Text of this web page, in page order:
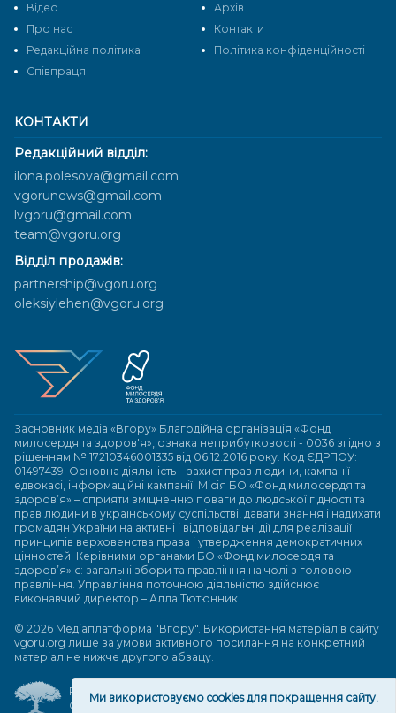
КОНТАКТИ
Редакційний відділ:
ilona.polesova@gmail.com
vgorunews@gmail.com
lvgoru@gmail.com
team@vgoru.org
Відділ продажів:
partnership@vgoru.org
oleksiylehen@vgoru.org
Засновник медіа «Вгору» Благодійна організація «Фонд
милосердя та здоров'я», ознака неприбутковості - 0036 згідно з
рішенням № 17210346001335 від 06.12.2016 року. Код ЄДРПОУ:
01497439. Основна діяльність – захист прав людини, кампанії
едвокасі, інформаційні кампанії. Місія БО «Фонд милосердя та
здоров’я» – сприяти зміцненню поваги до людської гідності та
прав людини в українському суспільстві, давати знання і надихати
громадян України на активні і відповідальні дії для реалізації
принципів верховенства права і утвердження демократичних
цінностей. Керівними органами БО «Фонд милосердя та
здоров’я» є: загальні збори та правління на чолі з головою
правління. Управління поточною діяльністю здійснює
виконавчий директор – Алла Тютюнник.
© 2026 Медіаплатформа "Вгору". Використання матеріалів сайту
vgoru.org лише за умови активного посилання на конкретний
матеріал не нижче другого абзацу.
Розробка та підтримка веб-сайту
Great People
Відео
Архів
Про нас
Контакти
Редакційна політика
Політика конфіденційності
Cпівпраця
Ми використовуємо cookies для покращення сайту.